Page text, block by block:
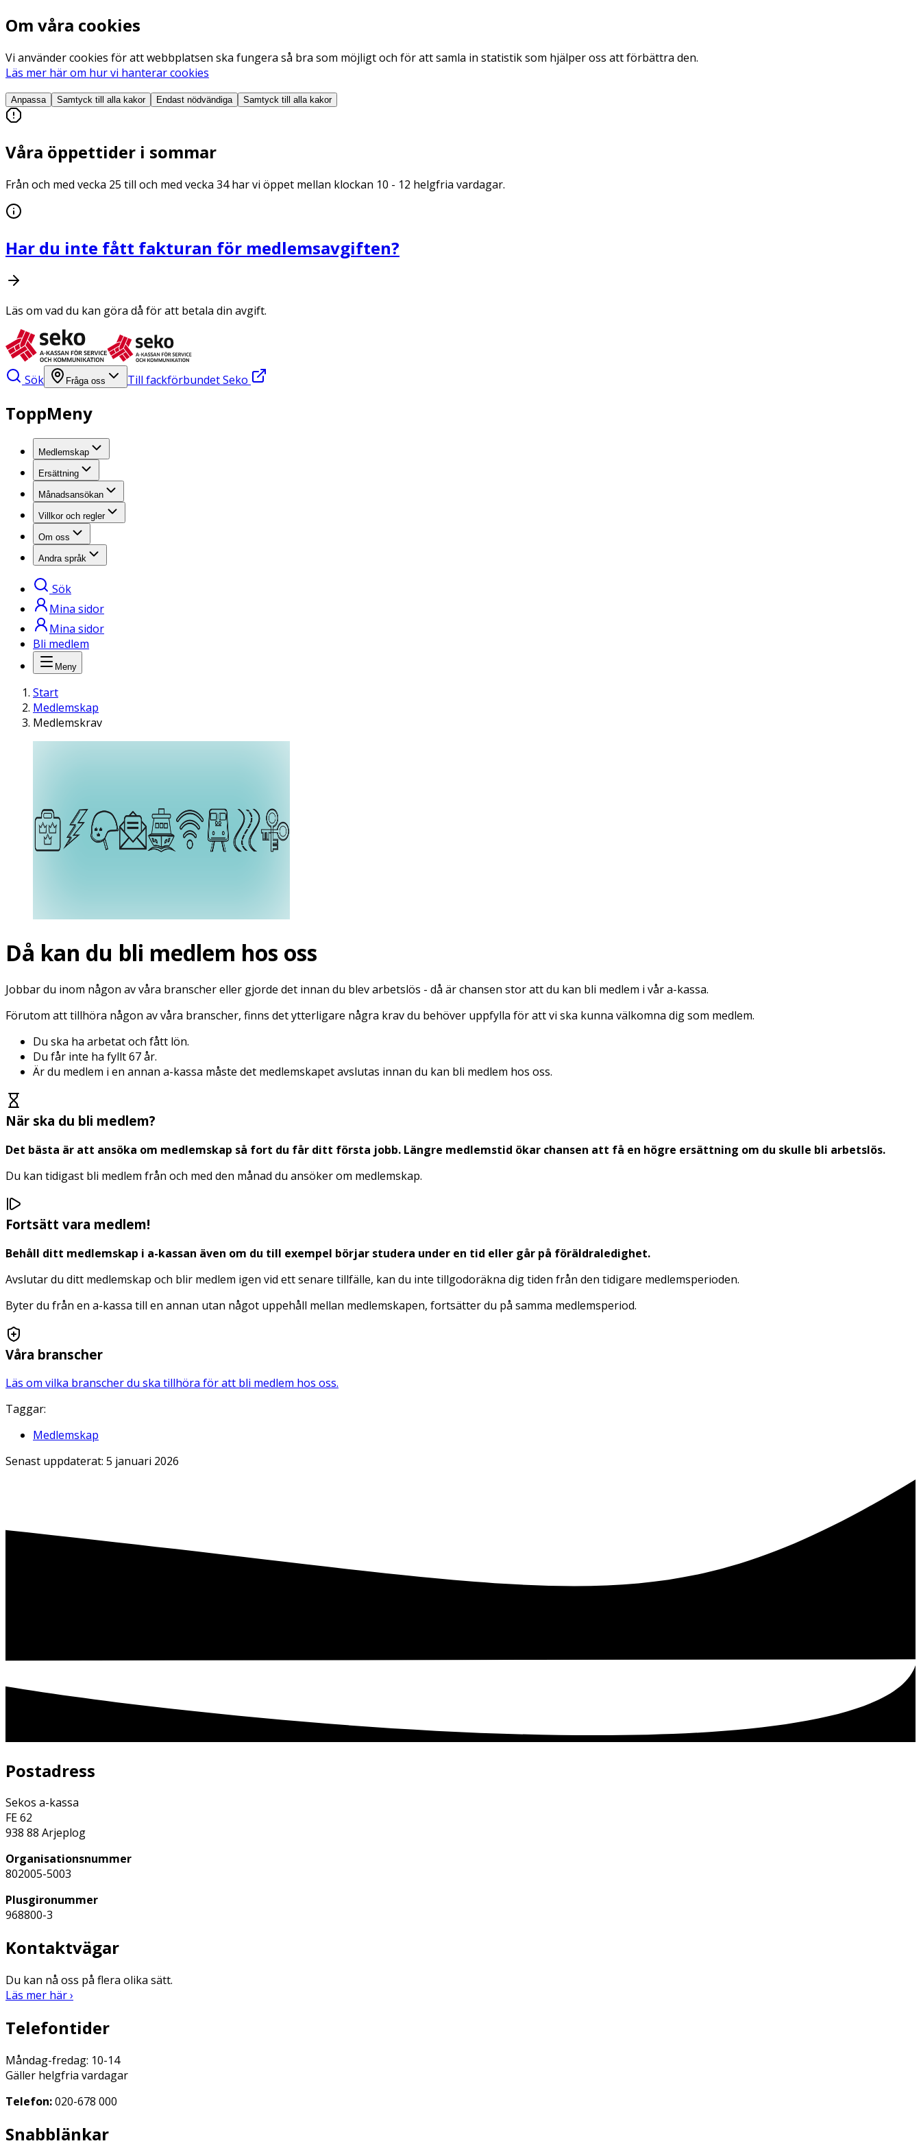
Om våra cookies
Vi använder cookies för att webbplatsen ska fungera så bra som möjligt och för att samla in statistik som hjälper oss att förbättra den.
Läs mer här om hur vi hanterar cookies
Anpassa Samtyck till alla kakor Endast nödvändiga Samtyck till alla kakor
Våra öppettider i sommar
Från och med vecka 25 till och med vecka 34 har vi öppet mellan klockan 10 - 12 helgfria vardagar.
Har du inte fått fakturan för medlemsavgiften?
Läs om vad du kan göra då för att betala din avgift.
Sök Fråga oss Till fackförbundet Seko
ToppMeny
Medlemskap
Ersättning
Månadsansökan
Villkor och regler
Om oss
Andra språk
Sök
Mina sidor
Mina sidor
Bli medlem
Meny
Start
Medlemskap
Medlemskrav
Då kan du bli medlem hos oss
Jobbar du inom någon av våra branscher eller gjorde det innan du blev arbetslös - då är chansen stor att du kan bli medlem i vår a-kassa.
Förutom att tillhöra någon av våra branscher, finns det ytterligare några krav du behöver uppfylla för att vi ska kunna välkomna dig som medlem.
Du ska ha arbetat och fått lön.
Du får inte ha fyllt 67 år.
Är du medlem i en annan a-kassa måste det medlemskapet avslutas innan du kan bli medlem hos oss.
När ska du bli medlem?
Det bästa är att ansöka om medlemskap så fort du får ditt första jobb. Längre medlemstid ökar chansen att få en högre ersättning om du skulle bli arbetslös.
Du kan tidigast bli medlem från och med den månad du ansöker om medlemskap.
Fortsätt vara medlem!
Behåll ditt medlemskap i a-kassan även om du till exempel börjar studera under en tid eller går på föräldraledighet.
Avslutar du ditt medlemskap och blir medlem igen vid ett senare tillfälle, kan du inte tillgodoräkna dig tiden från den tidigare medlemsperioden.
Byter du från en a-kassa till en annan utan något uppehåll mellan medlemskapen, fortsätter du på samma medlemsperiod.
Våra branscher
Läs om vilka branscher du ska tillhöra för att bli medlem hos oss.
Taggar:
Medlemskap
Senast uppdaterat: 5 januari 2026
Postadress
Sekos a-kassa
FE 62
938 88 Arjeplog
Organisationsnummer
802005-5003
Plusgironummer
968800-3
Kontaktvägar
Du kan nå oss på flera olika sätt.
Läs mer här ›
Telefontider
Måndag-fredag: 10-14
Gäller helgfria vardagar
Telefon:020-678 000
Snabblänkar